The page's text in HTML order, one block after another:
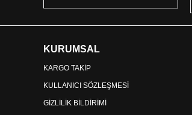
KURUMSAL
KARGO TAKİP
KULLANICI SÖZLEŞMESİ
GİZLİLİK BİLDİRİMİ